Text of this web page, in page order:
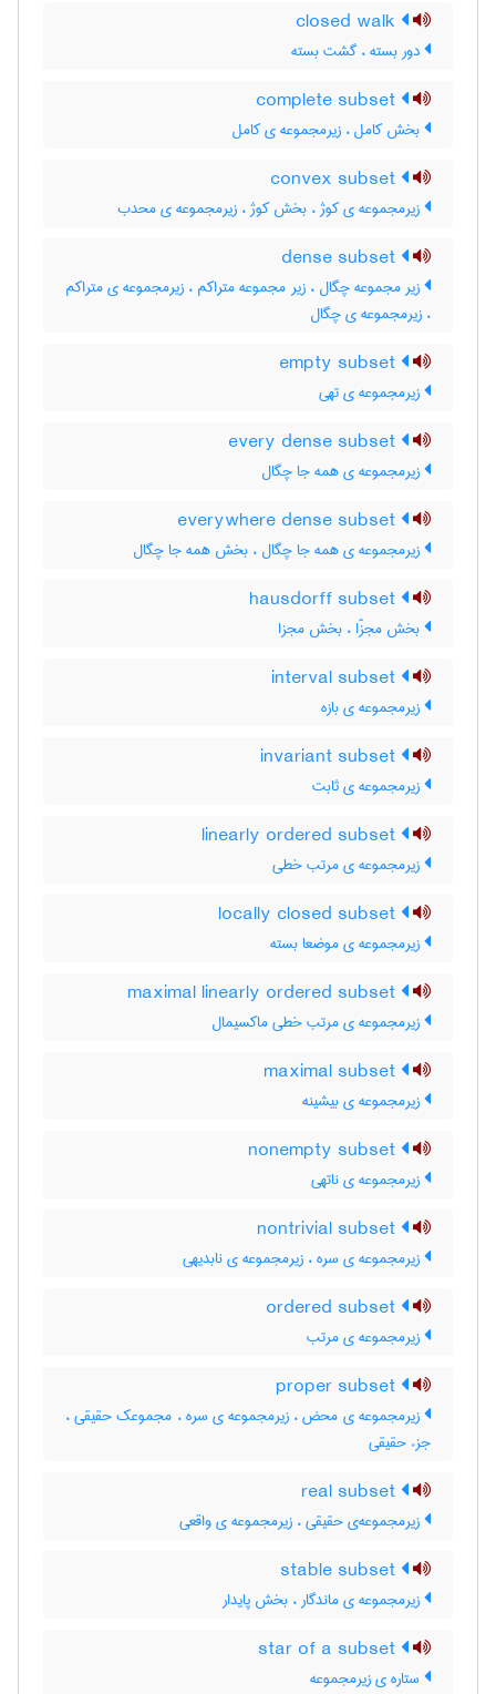
دور بسته ، گشت بسته
بخش کامل ، زیرمجموعه ی کامل
زیرمجموعه ی کوژ ، بخش کوژ ، زیرمجموعه ی محدب
زیر مجموعه چگال ، زیر مجموعه متراکم ، زیرمجموعه ی متراکم
، زیرمجموعه ی چگال
زیرمجموعه ی تهی
زیرمجموعه ی همه جا چگال
زیرمجموعه ی همه جا چگال ، بخش همه جا چگال
بخش مجزّا ، بخش مجزا
زیرمجموعه ی بازه
زیرمجموعه ی ثابت
زیرمجموعه ی مرتب خطی
زیرمجموعه ی موضعا بسته
زیرمجموعه ی مرتب خطی ماکسیمال
زیرمجموعه ی بیشینه
زیرمجموعه ی ناتهی
زیرمجموعه ی سره ، زیرمجموعه ی نابدیهی
زیرمجموعه ی مرتب
زیرمجموعه ی محض ، زیرمجموعه ی سره ، مجموعک حقیقی ،
جزء حقیقی
زیرمجموعه‌ی حقیقی ، زیرمجموعه ی واقعی
زیرمجموعه ی ماندگار ، بخش پایدار
ستاره ی زیرمجموعه